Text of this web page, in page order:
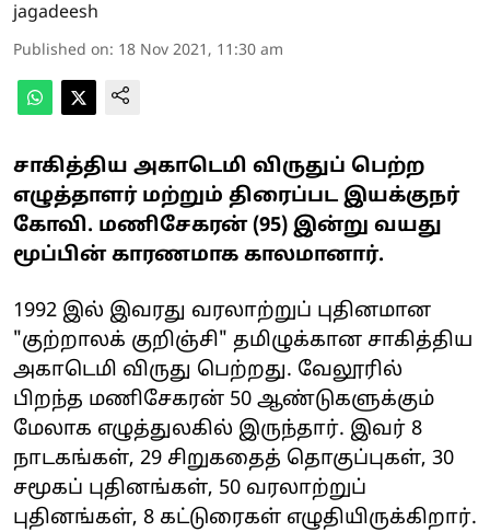
jagadeesh
Published on: 18 Nov 2021, 11:30 am
சாகித்திய அகாடெமி விருதுப் பெற்ற
எழுத்தாளர் மற்றும் திரைப்பட இயக்குநர்
கோவி. மணிசேகரன் (95) இன்று வயது
மூப்பின் காரணமாக காலமானார்.
1992 இல் இவரது வரலாற்றுப் புதினமான
"குற்றாலக் குறிஞ்சி" தமிழுக்கான சாகித்திய
அகாடெமி விருது பெற்றது. வேலூரில்
பிறந்த மணிசேகரன் 50 ஆண்டுகளுக்கும்
மேலாக எழுத்துலகில் இருந்தார். இவர் 8
நாடகங்கள், 29 சிறுகதைத் தொகுப்புகள், 30
சமூகப் புதினங்கள், 50 வரலாற்றுப்
புதினங்கள், 8 கட்டுரைகள் எழுதியிருக்கிறார்.